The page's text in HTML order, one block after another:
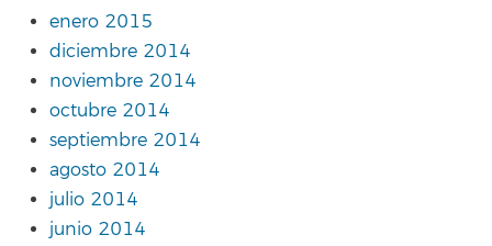
enero 2015
diciembre 2014
noviembre 2014
octubre 2014
septiembre 2014
agosto 2014
julio 2014
junio 2014